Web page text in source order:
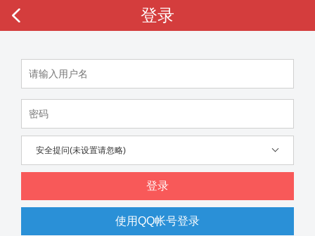
登录
安全提问(未设置请忽略)
登录
使用QQ帐号登录